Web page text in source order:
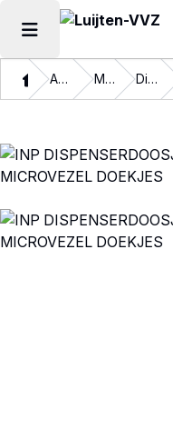
Hoofdmenu openen
ThuisAssortiment Materialen Disposables